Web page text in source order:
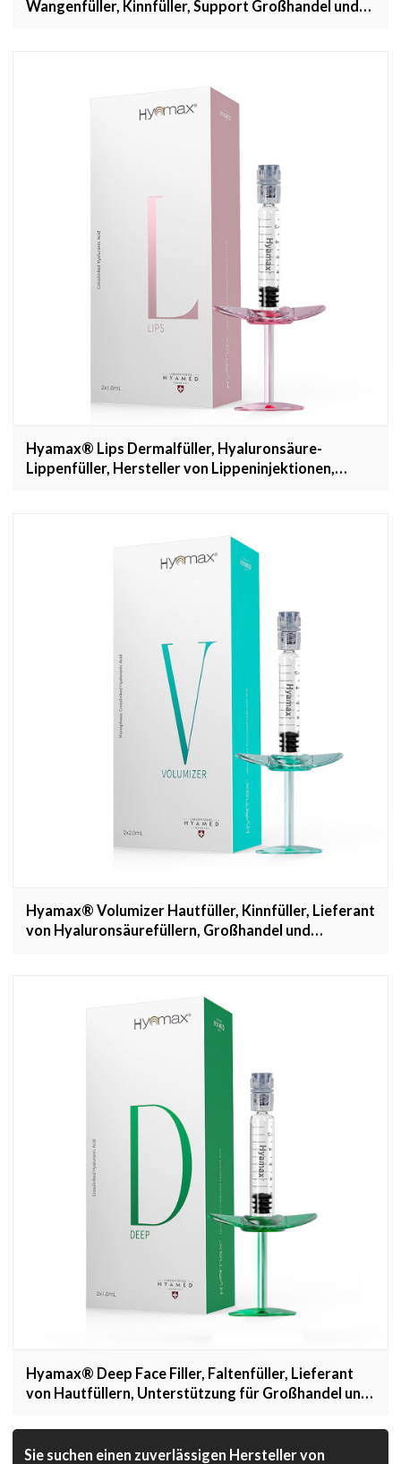
Wangenfüller, Kinnfüller, Support Großhandel und
Hyamax® Lips Dermalfüller, Hyaluronsäure-
Lippenfüller, Hersteller von Lippeninjektionen,
Hyamax® Volumizer Hautfüller, Kinnfüller, Lieferant
von Hyaluronsäurefüllern, Großhandel und
Hyamax® Deep Face Filler, Faltenfüller, Lieferant
von Hautfüllern, Unterstützung für Großhandel und
Sie suchen einen zuverlässigen Hersteller von